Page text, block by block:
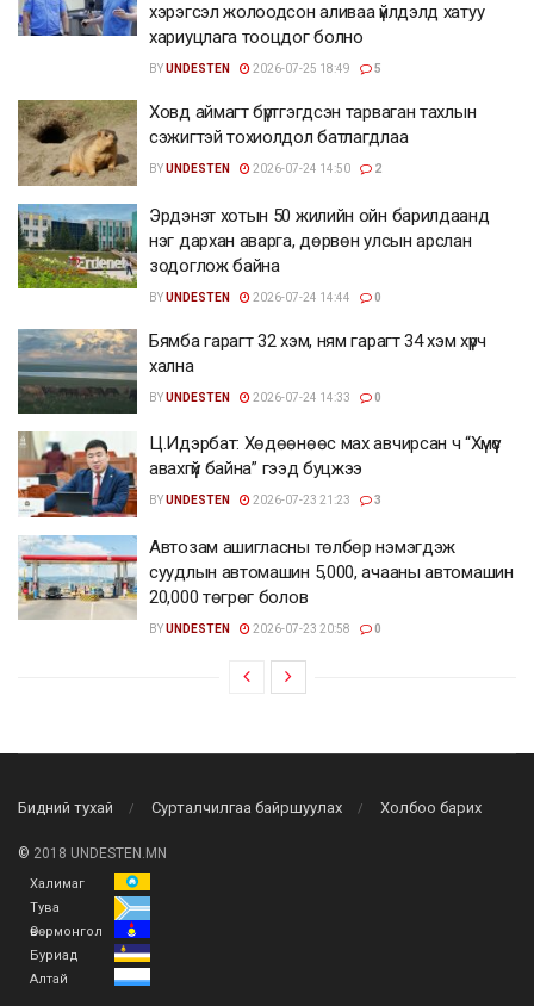
хэрэгсэл жолоодсон аливаа үйлдэлд хатуу
хариуцлага тооцдог болно
BYUNDESTEN 2026-07-25 18:49 5
Ховд аймагт бүртгэгдсэн тарваган тахлын
сэжигтэй тохиолдол батлагдлаа
BYUNDESTEN 2026-07-24 14:50 2
Эрдэнэт хотын 50 жилийн ойн барилдаанд
нэг дархан аварга, дөрвөн улсын арслан
зодоглож байна
BYUNDESTEN 2026-07-24 14:44 0
Бямба гарагт 32 хэм, ням гарагт 34 хэм хүрч
хална
BYUNDESTEN 2026-07-24 14:33 0
Ц.Идэрбат: Хөдөөнөөс мах авчирсан ч “Хүмүүс
авахгүй байна” гээд буцжээ
BYUNDESTEN 2026-07-23 21:23 3
Автозам ашигласны төлбөр нэмэгдэж
суудлын автомашин 5,000, ачааны автомашин
20,000 төгрөг болов
BYUNDESTEN 2026-07-23 20:58 0
Бидний тухай Сурталчилгаа байршуулах Холбоо барих
© 2018 UNDESTEN.MN
Халимаг
Тува
Өвөрмонгол
Буриад
Алтай